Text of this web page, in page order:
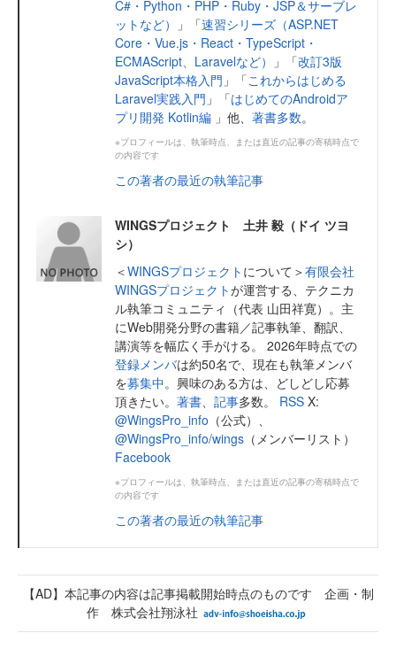
C#・Python・PHP・Ruby・JSP＆サーブレ
ットなど）
」「速習シリーズ（ASP.NET
Core・Vue.js・React・TypeScript・
ECMAScript、Laravelなど）
」「改訂3版
JavaScript本格入門 」「これからはじめる
Laravel実践入門 」「はじめてのAndroidア
プリ開発 Kotlin編 」他、 著書多数。
※プロフィールは、執筆時点、または直近の記事の寄稿時点で
の内容です
この著者の最近の執筆記事
WINGSプロジェクト 土井 毅（ドイ ツヨ
シ）
＜WINGSプロジェクト について＞有限会社
WINGSプロジェクトが運営する、テクニカ
ル執筆コミュニティ（代表 山田祥寛）。主
にWeb開発分野の書籍／記事執筆、翻訳、
講演等を幅広く手がける。 2026年時点での
登録メンバは約50名で、現在も執筆メンバ
を募集中。興味のある方は、どしどし応募
頂きたい。 著書、 記事多数。 RSS X:
@WingsPro_info （公式）、
@WingsPro_info/wings （メンバーリスト）
Facebook
※プロフィールは、執筆時点、または直近の記事の寄稿時点で
の内容です
この著者の最近の執筆記事
【AD】本記事の内容は記事掲載開始時点のものです 企画・制
作 株式会社翔泳社